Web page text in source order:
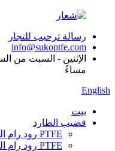
رسالة ترحيب للتجار
info@sukoptfe.com
مساءً
English
بيت
قضيب الطارد
PTFE رود رام الطارد PFLB20
PTFE رود رام الطارد PFB80